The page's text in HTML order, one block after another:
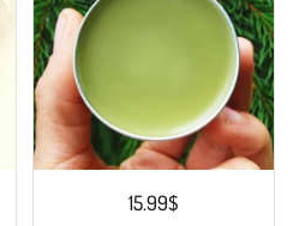
15.99$